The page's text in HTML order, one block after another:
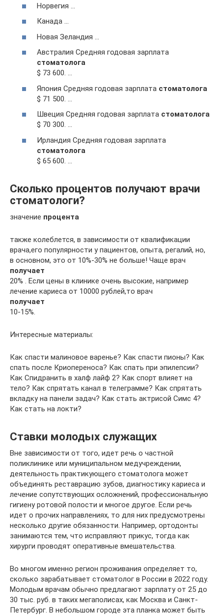
Норвегия …
Канада …
Новая Зеландия …
Австралия Средняя годовая зарплата
стоматолога
$ 73 600. …
Япония Средняя годовая зарплата стоматолога
$ 71 500. …
Швеция Средняя годовая зарплата стоматолога
$ 70 300. …
Ирландия Средняя годовая зарплата
стоматолога
$ 65 600. …
Сколько процентов получают врачи
стоматологи?
значение процента
также колеблется, в зависимости от квалификации
врача,его популярности у пациентов, опыта, регалий, но,
в основном, это от 10%-30% не больше! Чаще врач
получает
20% . Если цены в клинике очень высокие, например
лечение кариеса от 10000 рублей,то врач
получает
10-15%.
Интересные материалы:
Как спасти малиновое варенье? Как спасти пионы? Как
спать после Криопереноса? Как спать при эпилепсии?
Как Спидранить в халф лайф 2? Как спорт влияет на
тело? Как спрятать канал в телеграмме? Как спрятать
вкладку на панели задач? Как стать актрисой Симс 4?
Как стать на локти?
Ставки молодых служащих
Вне зависимости от того, идет речь о частной
поликлинике или муниципальном медучреждении,
деятельность практикующего стоматолога может
объединять реставрацию зубов, диагностику кариеса и
лечение сопутствующих осложнений, профессиональную
гигиену ротовой полости и многое другое. Если речь
идет о прочих направлениях, то для них предусмотрены
несколько другие обязанности. Например, ортодонты
занимаются тем, что исправляют прикус, тогда как
хирурги проводят оперативные вмешательства.
Во многом именно регион проживания определяет то,
сколько зарабатывает стоматолог в России в 2022 году.
Молодым врачам обычно предлагают зарплату от 25 до
30 тыс. руб. в таких мегаполисах, как Москва и Санкт-
Петербург. В небольшом городе эта планка может быть